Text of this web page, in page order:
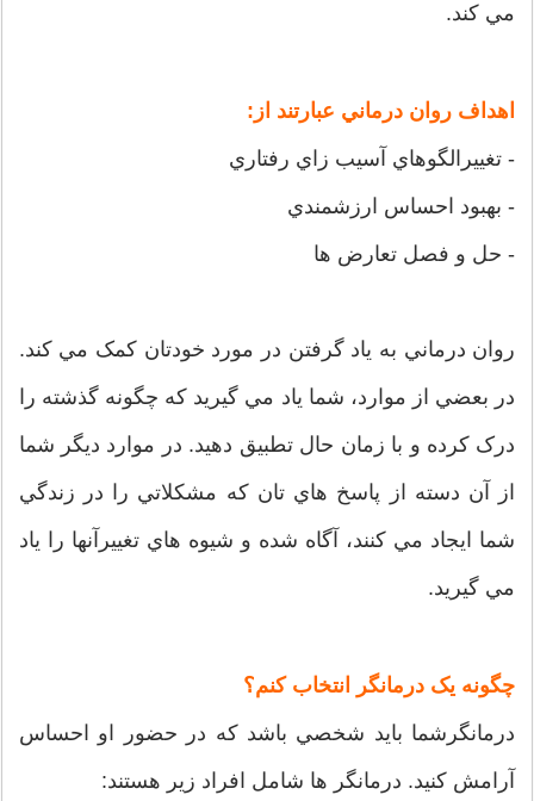
مي کند.
اهداف روان درماني عبارتند از:
- تغييرالگوهاي آسيب زاي رفتاري
- بهبود احساس ارزشمندي
- حل و فصل تعارض ها
روان درماني به ياد گرفتن در مورد خودتان کمک مي کند.
در بعضي از موارد، شما ياد مي گيريد که چگونه گذشته را
درک کرده و با زمان حال تطبيق دهيد. در موارد ديگر شما
از آن دسته از پاسخ هاي تان که مشکلاتي را در زندگي
شما ايجاد مي کنند، آگاه شده و شيوه هاي تغييرآنها را ياد
مي گيريد.
چگونه يک درمانگر انتخاب کنم؟
درمانگرشما بايد شخصي باشد که در حضور او احساس
آرامش کنيد. درمانگر ها شامل افراد زير هستند: